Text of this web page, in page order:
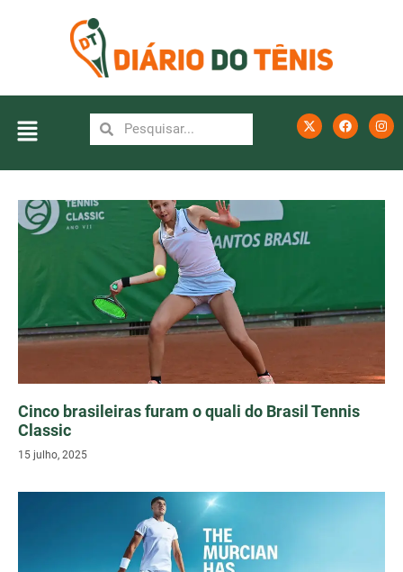
Cinco brasileiras furam o quali do Brasil Tennis
Classic
15 julho, 2025